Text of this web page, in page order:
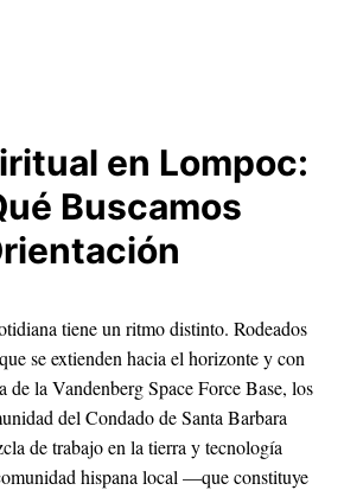
en Lompoc:
Buscamos
tiene un ritmo distinto. Rodeados
se extienden hacia el horizonte y con
de la Vandenberg Space Force Base, los
del Condado de Santa Barbara
de trabajo en la tierra y tecnología
hispana local —que constituye